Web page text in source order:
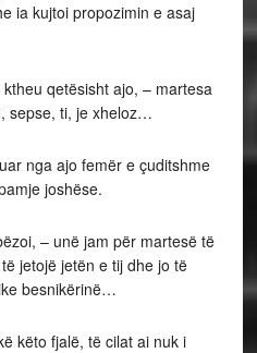
ia kujtoi propozimin e asaj
qetësisht ajo, – martesa
sepse, ti, je xheloz…
nga ajo femër e çuditshme
joshëse.
– unë jam për martesë të
jetojë jetën e tij dhe jo të
besnikërinë…
këto fjalë, të cilat ai nuk i